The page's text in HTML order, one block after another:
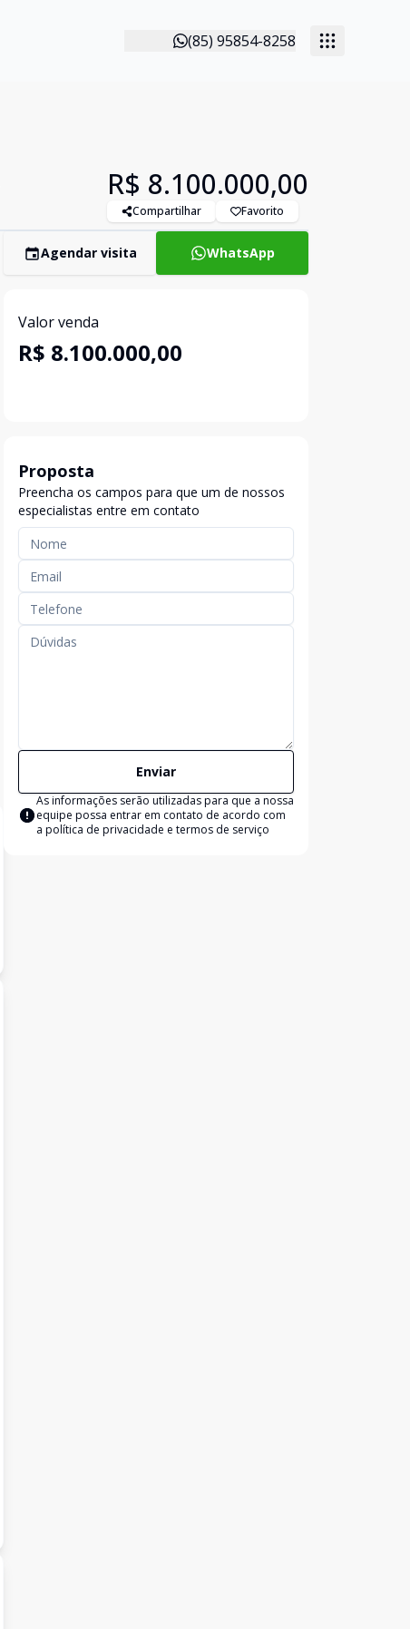
(85) 95854-8258
R$ 8.100.000,00
Compartilhar Favorito
Agendar visita WhatsApp
Valor venda
R$ 8.100.000,00
Proposta
Preencha os campos para que um de nossos
especialistas entre em contato
Enviar
As informações serão utilizadas para que a nossa
equipe possa entrar em contato de acordo com
a política de privacidade e termos de serviço